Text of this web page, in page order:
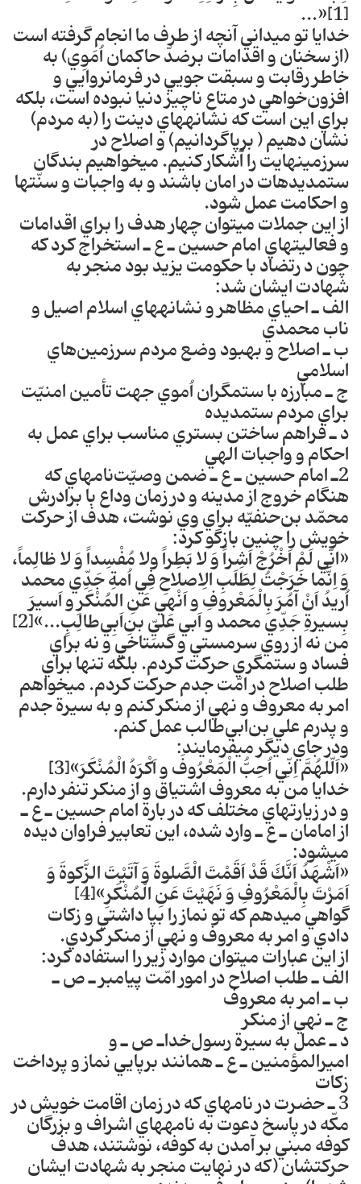
...»[1]
خدايا تو مي‎داني آنچه از طرف ما انجام گرفته است
(از سخنان و اقدامات برضدّ حاكمان اُمَوِي) به
خاطر رقابت و سبقت جويي در فرمانروايي و
افزون‌خواهي در متاع ناچيز دنيا نبوده است، بلكه
براي اين است كه نشانه‎هاي دينت را (به مردم)
نشان دهيم ( برپاگردانيم) و اصلاح در
سرزمين‎هايت را آشكار كنيم‎. مي‎خواهيم بندگان
ستمد‎يده‎ات در امان باشند و به واجبات و سنّت‎ها
و احكا‎مت عمل شود‎.
از اين جملات مي‎توان چهار هدف را براي اقدامات
و فعاليت‎هاي امام حسين ـ ع ـ استخراج كرد كه
چون د رتضاد با حكومت يزيد بود منجر به
شهادت ايشان شد:
الف ـ احياي مظاهر و نشانه‎هاي اسلام اصيل و
ناب محمدي
ب ـ ا‎صلاح و بهبود وضع مردم سرزمين‌هاي
اسلامي
ج ـ مبارزه با ستمگران اُموي جهت تأمين امنيّت
براي مردم ستمديده
د ـ فراهم ساختن بستري مناسب براي عمل به
احكام و واجبات الهي
2ـ امام حسين ـ ع ـ ضمن وصيّت‌نامه‎اي كه
هنگام خروج از مدينه و در زمان وداع با برادرش
محمّد بن‌حنفيّه براي وي نوشت، هدف از حركت
خويش را چنين بازگو كرد:
«انِّي لَمْ‎ اَخْرُجْ اَشِراً وَ لا بَطِراً ولا مُفْسِد‎اً وَ لا ظالِماً،
وَ ‎اِنَّما خَرَجْتُ لِطَلَبِ الِاصلاحِ فِي اُمةِ جَدِّي محمد
اُريدُ اَنْ آمُرَ بِالْمَعْروفِ و اَنْهي عَنِ المُنْكَرِ و اَسيرَ
بِسيرةِ جَدِّي محمد و اَبي عَليِّ بنِ‌اَبِي‌طالِبٍ...»[2]
من نه از روي سرمستي و گستاخي و نه براي
فساد و ستم‎گري حركت كردم‎. بلكه تنها براي
طلب اصلاح در امّت جدم حركت كردم. مي‎خواهم
امر به معروف و نهي از منكر كنم و به سيرة جدم
و پدرم علي بن‌ابي‌طالب عمل كنم‎.
ودر جاي ديگر مي‎فرمايند‎:
«اَلّلهُمَّ اِنِّي اُحِبُّ الْمَعْرُوفَ و اَ‎كْرَهُ الْمُنْكَرَ»[3]
خدايا من به معروف اشتياق و از منكر تنفر دارم‎.
و در زيارت‎هاي مختلف كه در بارة امام حسين ـ ع ـ
از امامان ـ ع ـ وارد شده، اين تعابير فراوان ديده
مي‎شود:
«اَشْهَدُ اَنَّكَ قَدْ اَقَمْتَ الْصَّلوةَ وَ آتَيْتَ الزَّكوةَ وَ
اَمَرْتَ بِالْمَعْرُوفِ وَ نَهَيْتَ عَنِ الْمُنْكَرِ»[4]
گواهي مي‎دهم كه تو نماز را بپا داشتي و زكات
دادي و امر به معروف و نهي از منكر كردي‎.
از اين عبارات مي‎توان موارد زير را استفاده ‎كرد‎:
الف ـ طلب اصلاح در امور امّت پيامبر ـ ص ـ
ب ـ امر به معروف
ج ـ نهي از منكر
د ـ عمل به سيرة رسول‌خداـ ص ـ و
اميرالمؤمنين ـ ع ـ همانند برپايي نماز و پرداخت
زكات
3 ـ حضرت در نامه‎اي كه در زمان اقامت خويش در
مكّه در پاسخ دعوت به نامه‎هاي اشراف و بزرگان
كوفه مبني بر آمدن به كوفه، نوشتند، هدف
حركتشان (كه در نهايت منجر به شهادت ايشان